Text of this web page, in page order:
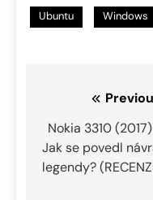
Ubuntu Windows
Navigace
pro
příspěvek
Nokia 3310
Jak se povedl
legendy?